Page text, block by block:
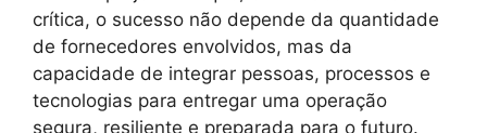
crítica, o sucesso não depende da quantidade
de fornecedores envolvidos, mas da
capacidade de integrar pessoas, processos e
tecnologias para entregar uma operação
segura, resiliente e preparada para o futuro.